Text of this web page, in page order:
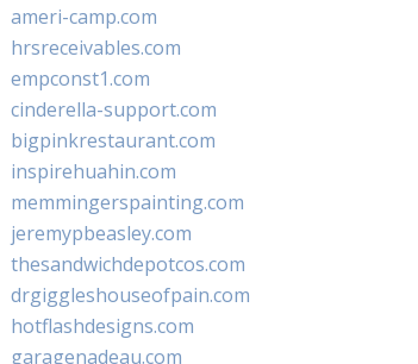
ameri-camp.com
hrsreceivables.com
empconst1.com
cinderella-support.com
bigpinkrestaurant.com
inspirehuahin.com
memmingerspainting.com
jeremypbeasley.com
thesandwichdepotcos.com
drgiggleshouseofpain.com
hotflashdesigns.com
garagenadeau.com